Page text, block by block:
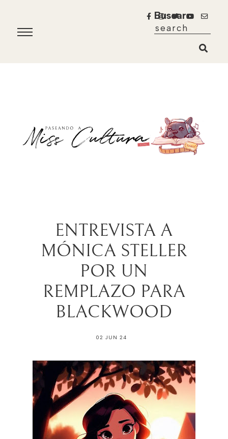
Buscar
ENTREVISTA A
MÓNICA STELLER
POR UN
REMPLAZO PARA
BLACKWOOD
02 JUN 24